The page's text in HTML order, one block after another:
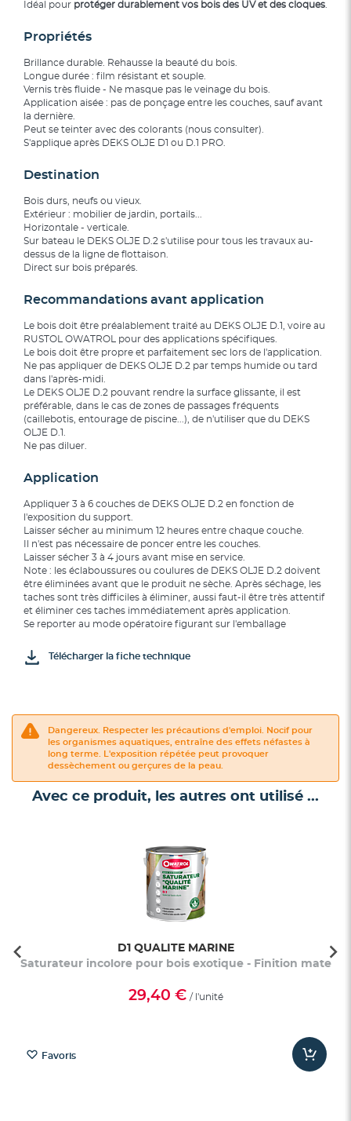
Idéal pour protéger durablement vos bois des UV et des cloques
Propriétés
Brillance durable. Rehausse la beauté du bois.
Longue durée : film résistant et souple.
Vernis très fluide - Ne masque pas le veinage du bois.
Application aisée : pas de ponçage entre les couches, sauf avant
la dernière.
Peut se teinter avec des colorants (nous consulter).
S'applique après DEKS OLJE D1 ou D.1 PRO.
Destination
Bois durs, neufs ou vieux.
Extérieur : mobilier de jardin, portails...
Horizontale - verticale.
Sur bateau le DEKS OLJE D.2 s'utilise pour tous les travaux au-
dessus de la ligne de flottaison.
Direct sur bois préparés.
Recommandations avant application
Le bois doit être préalablement traité au DEKS OLJE D.1, voire au
RUSTOL OWATROL pour des applications spécifiques.
Le bois doit être propre et parfaitement sec lors de l'application.
Ne pas appliquer de DEKS OLJE D.2 par temps humide ou tard
dans l'après-midi.
Le DEKS OLJE D.2 pouvant rendre la surface glissante, il est
préférable, dans le cas de zones de passages fréquents
(caillebotis, entourage de piscine...), de n'utiliser que du DEKS
OLJE D.1.
Ne pas diluer.
Application
Appliquer 3 à 6 couches de DEKS OLJE D.2 en fonction de
l'exposition du support.
Laisser sécher au minimum 12 heures entre chaque couche.
Il n'est pas nécessaire de poncer entre les couches.
Laisser sécher 3 à 4 jours avant mise en service.
Note : les éclaboussures ou coulures de DEKS OLJE D.2 doivent
être éliminées avant que le produit ne sèche. Après séchage, les
taches sont très difficiles à éliminer, aussi faut-il être très attentif
et éliminer ces taches immédiatement après application.
Se reporter au mode opératoire figurant sur l'emballage
Télécharger la fiche technique
Dangereux. Respecter les précautions d'emploi. Nocif pour
les organismes aquatiques, entraîne des effets néfastes à
long terme. L'exposition répétée peut provoquer
dessèchement ou gerçures de la peau.
Avec ce produit, les autres ont utilisé ...
D1 QUALITE MARINE
Saturateur incolore pour bois exotique - Finition mate
29,40 € / l'unité
Favoris